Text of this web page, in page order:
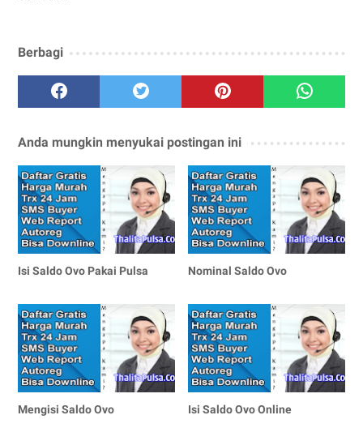
Berbagi
Anda mungkin menyukai postingan ini
Isi Saldo Ovo Pakai Pulsa Nominal Saldo Ovo
Mengisi Saldo Ovo Isi Saldo Ovo Online